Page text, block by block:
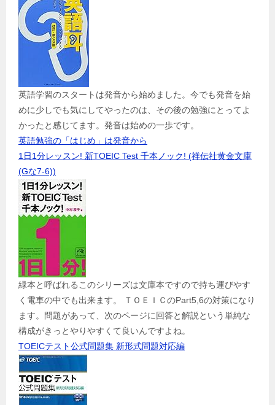
英語学習のスタートは発音から始めました。今でも発音を始
めに少しでも気にしてやったのは、その後の勉強にとってよ
かったと感じてます。発音は始めの一歩です。
英語勉強の「はじめ」は発音から
1日1分レッスン! 新TOEIC Test 千本ノック! (祥伝社黄金文庫
(Gな7-6))
緑本と呼ばれるこのシリーズは文庫本ですので持ち運びやす
く電車の中でも出来ます。 ＴＯＥＩＣのPart5,6の対策になり
ます。問題があって、次のページに回答と解説という単純な
構成がきっとやりやすくて良いんですよね。
TOEICテスト公式問題集 新形式問題対応編